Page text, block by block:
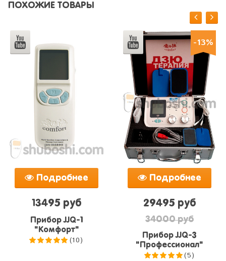
ПОХОЖИЕ ТОВАРЫ
Подробнее
13495 руб
Прибор JJQ-1
"Комфорт"
(10)
-13%
Подробнее
29495 руб
34000 руб
Прибор JJQ-3
"Профессионал"
(5)